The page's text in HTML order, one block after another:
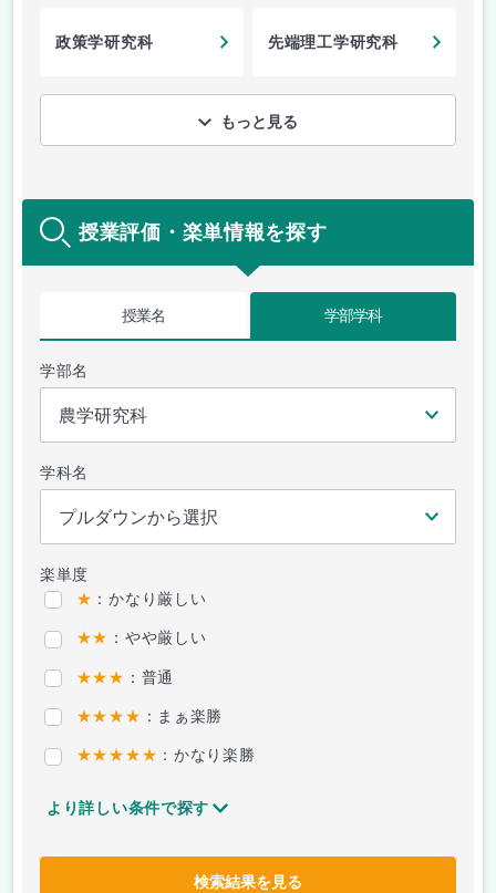
政策学研究科 先端理工学研究科
もっと見る
授業評価・楽単情報を探す
授業名 学部学科
学部名
学科名
楽単度
★ ：かなり厳しい
★★ ：やや厳しい
★★★ ：普通
★★★★ ：まぁ楽勝
★★★★★ ：かなり楽勝
より詳しい条件で探す
検索結果を見る